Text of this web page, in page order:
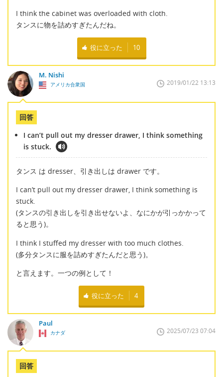
I think the cabinet was overloaded with cloth.
タンスに物を詰めすぎたんだね。
役に立った 10
M. Nishi
アメリカ合衆国 2019/01/22 13:13
回答
I can’t pull out my dresser drawer, I think something
is stuck.
タンス は dresser、引き出しは drawer です。
I can’t pull out my dresser drawer, I think something is
stuck.
(タンスの引き出しを引き出せないよ、なにかが引っかかって
ると思う)。
I think I stuffed my dresser with too much clothes.
(多分タンスに服を詰めすぎたんだと思う)。
と言えます。一つの例として！
役に立った 4
Paul
カナダ 2025/07/23 07:04
回答